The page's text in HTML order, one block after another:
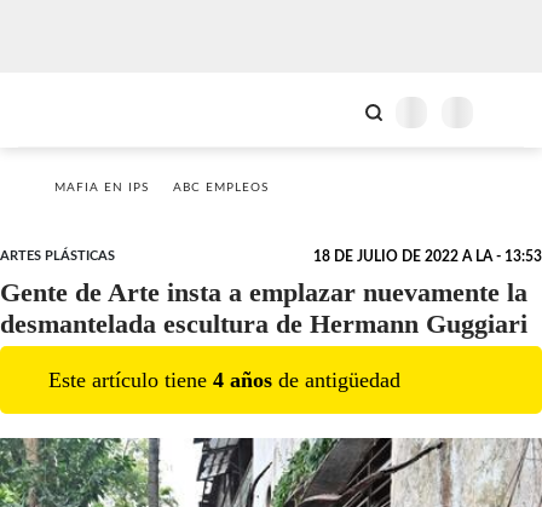
MAFIA EN IPS ABC EMPLEOS
ARTES PLÁSTICAS 18 DE JULIO DE 2022 A LA - 13:53
Gente de Arte insta a emplazar nuevamente la
desmantelada escultura de Hermann Guggiari
Este artículo tiene 4 años de antigüedad